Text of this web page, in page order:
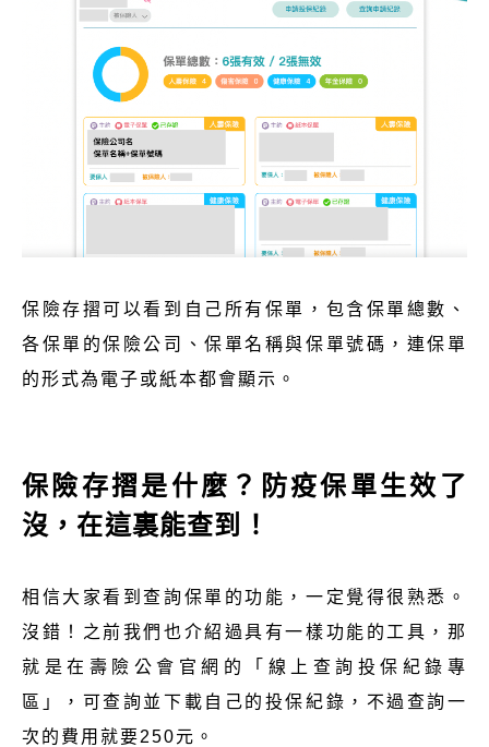
保險存摺可以看到自己所有保單，包含保單總數、
各保單的保險公司、保單名稱與保單號碼，連保單
的形式為電子或紙本都會顯示。
保險存摺是什麼？防疫保單生效了
沒，在這裏能查到！
相信大家看到查詢保單的功能，一定覺得很熟悉。
沒錯！之前我們也介紹過具有一樣功能的工具，那
就是在壽險公會官網的「線上查詢投保紀錄專
區」，可查詢並下載自己的投保紀錄，不過查詢一
次的費用就要250元。